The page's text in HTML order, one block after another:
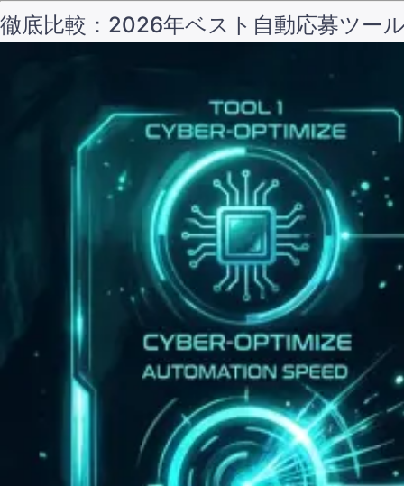
徹底比較：2026年ベスト自動応募ツー